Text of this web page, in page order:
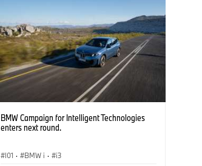
BMW Campaign for Intelligent Technologies
enters next round.
I01 · BMW i · i3